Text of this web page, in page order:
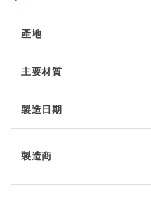
產地
主要材質
製造日期
製造商